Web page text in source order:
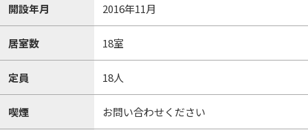
開設年月 2016年11月
居室数 18室
定員 18人
喫煙 お問い合わせください